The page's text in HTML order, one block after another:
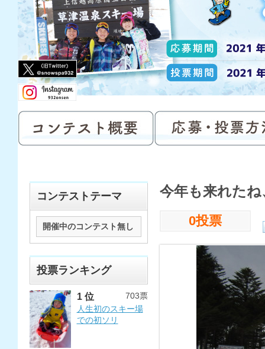
コンテストテーマ
開催中のコンテスト無し
投票ランキング
1 位
703票
人生初のスキー場
での初ソリ
今年も来れた
0投票